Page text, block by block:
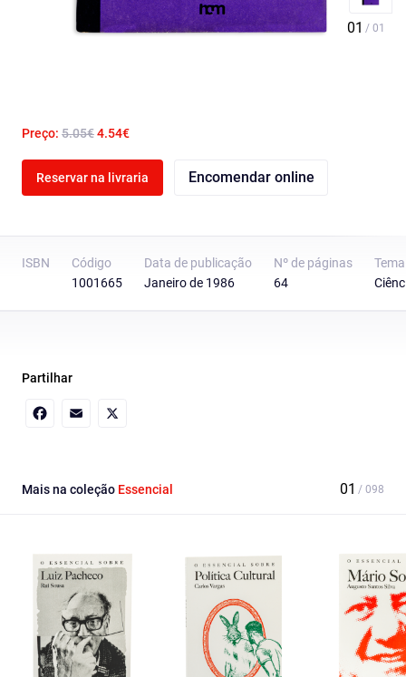
Preço: 5.05€4.54€
Reservar na livraria Encomendar online
ISBN
Código
1001665
Data de publicação
Janeiro de 1986
Nº de páginas
64
Tema
Partilhar
Mais na coleção Essencial